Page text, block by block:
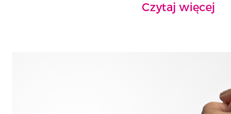
Czytaj więcej